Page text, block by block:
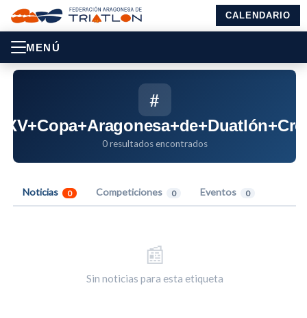
CALENDARIO
MENÚ
#
0 resultados encontrados
Noticias 0 Competiciones 0 Eventos 0
📰
Sin noticias para esta etiqueta